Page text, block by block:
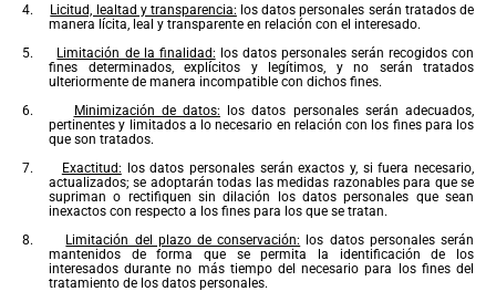
4.
Licitud, lealtad y transparencia: los datos personales serán tratados de
manera lícita, leal y transparente en relación con el interesado.
5.
Limitación de la finalidad: los datos personales serán recogidos con
fines determinados, explícitos y legítimos, y no serán tratados
ulteriormente de manera incompatible con dichos fines.
6.
Minimización de datos: los datos personales serán adecuados,
pertinentes y limitados a lo necesario en relación con los fines para los
que son tratados.
7.
Exactitud: los datos personales serán exactos y, si fuera necesario,
actualizados; se adoptarán todas las medidas razonables para que se
supriman o rectifiquen sin dilación los datos personales que sean
inexactos con respecto a los fines para los que se tratan.
8.
Limitación del plazo de conservación: los datos personales serán
mantenidos de forma que se permita la identificación de los
interesados durante no más tiempo del necesario para los fines del
tratamiento de los datos personales.